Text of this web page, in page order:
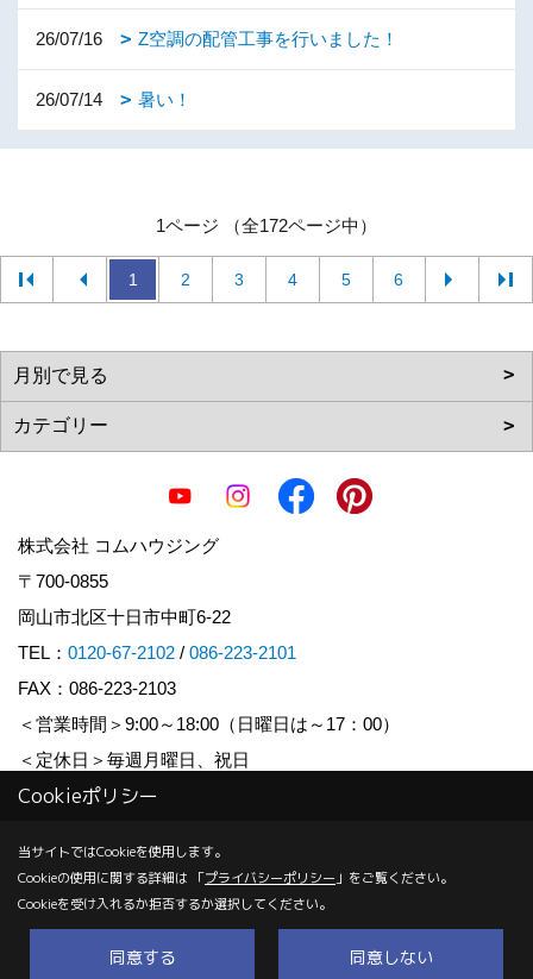
26/07/16 Z空調の配管工事を行いました！
26/07/14 暑い！
1ページ （全172ページ中）
1 2 3 4 5 6
株式会社 コムハウジング
〒700-0855
岡山市北区十日市中町6-22
TEL： 0120-67-2102 / 086-223-2101
FAX：086-223-2103
＜営業時間＞9:00～18:00（日曜日は～17：00）
＜定休日＞毎週月曜日、祝日
Copyright (c) COM HOUSHING Inc. All Rights Reserved.
Produced byゴデスクリエイト
Cookieポリシー
当サイトではCookieを使用します。
Cookieの使用に関する詳細は 「プライバシーポリシー 」をご覧ください。
Cookieを受け入れるか拒否するか選択してください。
同意する 同意しない